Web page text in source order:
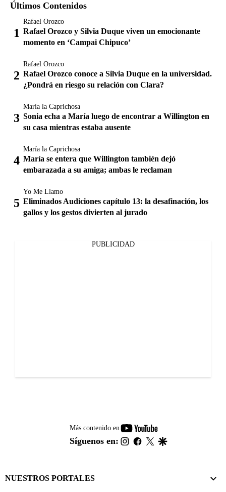
Últimos Contenidos
Rafael Orozco
Rafael Orozco y Silvia Duque viven un emocionante
momento en ‘Campai Chipuco’
Rafael Orozco
Rafael Orozco conoce a Silvia Duque en la universidad.
¿Pondrá en riesgo su relación con Clara?
María la Caprichosa
Sonia echa a María luego de encontrar a Willington en
su casa mientras estaba ausente
María la Caprichosa
María se entera que Willington también dejó
embarazada a su amiga; ambas le reclaman
Yo Me Llamo
Eliminados Audiciones capítulo 13: la desafinación, los
gallos y los gestos divierten al jurado
PUBLICIDAD
Más contenido en
youtube-
footer
Síguenos en: instagram
facebook
twitter
NUESTROS PORTALES